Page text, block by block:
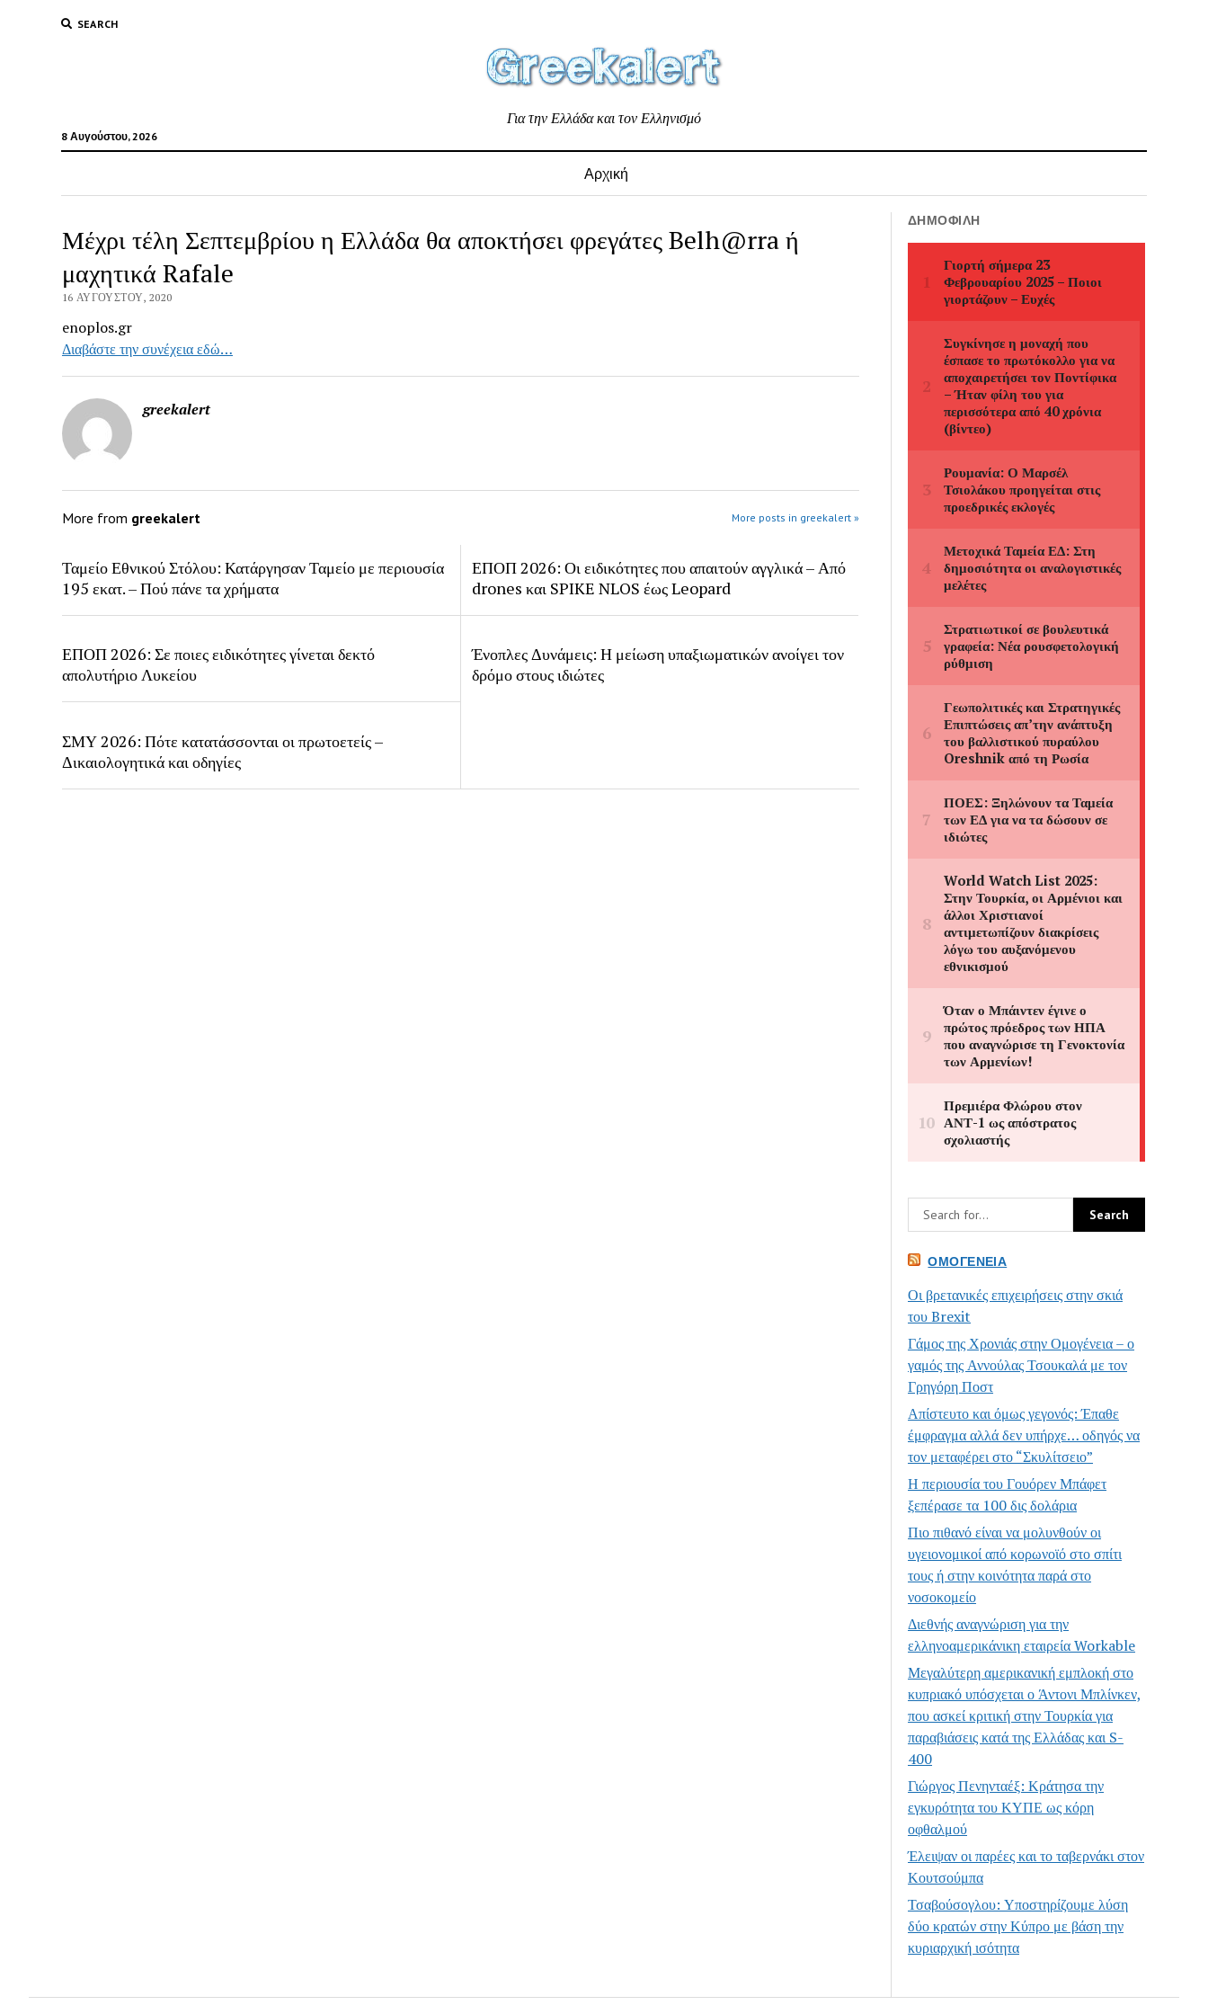
SEARCH
8 Αυγούστου, 2026
Για την Ελλάδα και τον Ελληνισμό
Αρχική
Μέχρι τέλη Σεπτεμβρίου η Ελλάδα θα αποκτήσει φρεγάτες Belh@rra ή
μαχητικά Rafale
16 ΑΥΓΟΎΣΤΟΥ, 2020
enoplos.gr
Διαβάστε την συνέχεια εδώ…
greekalert
More from greekalert More posts in greekalert »
Ταμείο Εθνικού Στόλου: Κατάργησαν Ταμείο με περιουσία
195 εκατ. – Πού πάνε τα χρήματα
ΕΠΟΠ 2026: Οι ειδικότητες που απαιτούν αγγλικά – Από
drones και SPIKE NLOS έως Leopard
ΕΠΟΠ 2026: Σε ποιες ειδικότητες γίνεται δεκτό
απολυτήριο Λυκείου
Ένοπλες Δυνάμεις: Η μείωση υπαξιωματικών ανοίγει τον
δρόμο στους ιδιώτες
ΣΜΥ 2026: Πότε κατατάσσονται οι πρωτοετείς –
Δικαιολογητικά και οδηγίες
ΔΗΜΟΦΙΛΉ
ΟΜΟΓΈΝΕΙΑ
Οι βρετανικές επιχειρήσεις στην σκιά
του Brexit
Γάμος της Χρονιάς στην Ομογένεια – ο
γαμός της Αννούλας Τσουκαλά με τον
Γρηγόρη Ποστ
Απίστευτο και όμως γεγονός: Έπαθε
έμφραγμα αλλά δεν υπήρχε… οδηγός να
τον μεταφέρει στο “Σκυλίτσειο”
Η περιουσία του Γουόρεν Μπάφετ
ξεπέρασε τα 100 δις δολάρια
Πιο πιθανό είναι να μολυνθούν οι
υγειονομικοί από κορωνοϊό στο σπίτι
τους ή στην κοινότητα παρά στο
νοσοκομείο
Διεθνής αναγνώριση για την
ελληνοαμερικάνικη εταιρεία Workable
Μεγαλύτερη αμερικανική εμπλοκή στο
κυπριακό υπόσχεται ο Άντονι Μπλίνκεν,
που ασκεί κριτική στην Τουρκία για
παραβιάσεις κατά της Ελλάδας και S-
400
Γιώργος Πενηνταέξ: Κράτησα την
εγκυρότητα του ΚΥΠΕ ως κόρη
οφθαλμού
Έλειψαν οι παρέες και το ταβερνάκι στον
Κουτσούμπα
Τσαβούσογλου: Υποστηρίζουμε λύση
δύο κρατών στην Κύπρο με βάση την
κυριαρχική ισότητα